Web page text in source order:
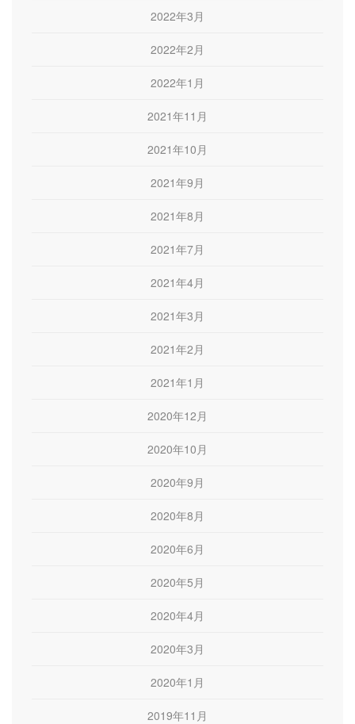
2022年3月
2022年2月
2022年1月
2021年11月
2021年10月
2021年9月
2021年8月
2021年7月
2021年4月
2021年3月
2021年2月
2021年1月
2020年12月
2020年10月
2020年9月
2020年8月
2020年6月
2020年5月
2020年4月
2020年3月
2020年1月
2019年11月